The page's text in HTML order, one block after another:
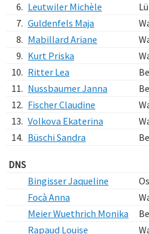
6. Leutwiler Michèle
7. Guldenfels Maja
8. Mabillard Ariane
9. Kurt Priska
10. Ritter Lea
11. Nussbaumer Janna
12. Fischer Claudine
13. Volkova Ekaterina
14. Büschi Sandra
DNS
Bingisser Jaqueline
Focà Anna
Meier Wuethrich Monika
Rapaud Louise